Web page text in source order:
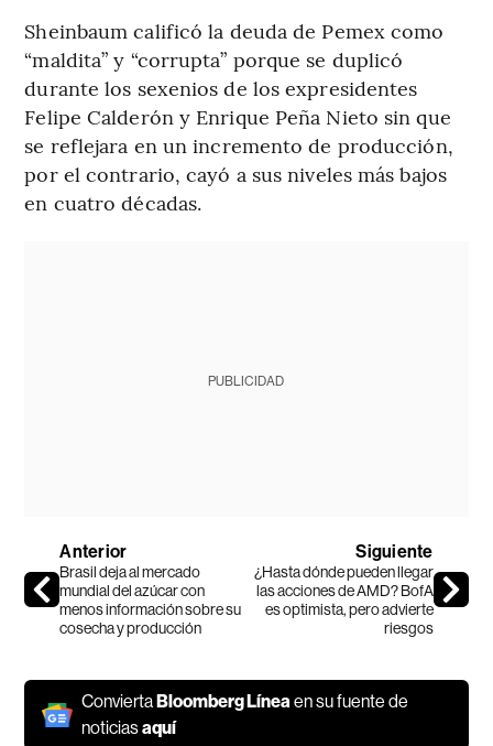
Sheinbaum calificó la deuda de Pemex como
“maldita” y “corrupta” porque se duplicó
durante los sexenios de los expresidentes
Felipe Calderón y Enrique Peña Nieto sin que
se reflejara en un incremento de producción,
por el contrario, cayó a sus niveles más bajos
en cuatro décadas.
PUBLICIDAD
Anterior
Brasil deja al mercado
mundial del azúcar con
menos información sobre su
cosecha y producción
Siguiente
¿Hasta dónde pueden llegar
las acciones de AMD? BofA
es optimista, pero advierte
riesgos
ConviertaBloomberg Líneaen su fuente de
noticiasaquí